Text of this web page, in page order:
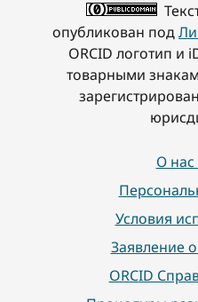
опубликован под
ORCID логотип и
товарными
О нас
Условия
Заявление
ORCID